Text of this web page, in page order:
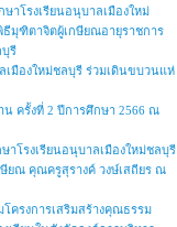
าโรงเรียนอนุบาลเมืองใหม่
ธีมุฑิตาจิตผู้เกษียณอายุราชการ
บุรี
เมืองใหม่ชลบุรี ร่วมเดินขบวนแห่
ครั้งที่ 2 ปีการศึกษา 2566 ณ
โรงเรียนอนุบาลเมืองใหม่ชลบุรี
ษียณ คุณครูสุรางค์ วงษ์เสถียร ณ
ครงการเสริมสร้างคุณธรรม